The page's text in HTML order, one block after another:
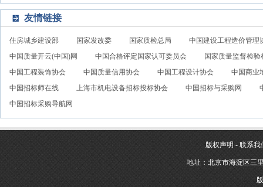
友情链接
住房城乡建设部 国家发改委 国家质检总局
中国建设工程造价管理
中国质量开云(中国)网
中国合格评定国家认可委员会
国家质量监督检验
中国工程装饰协会
中国质量信用协会 中国工程设计协会
中国商业
中国招标师在线
上海市机电设备招标投标协会 中国招标与采购网
中国招标采购导航网
版权声明 - 联系我
地址：北京市海淀区三